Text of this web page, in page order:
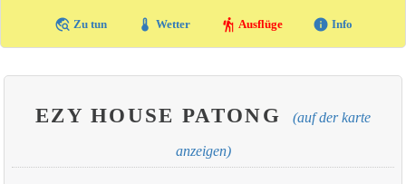
travel_explore Zu tun thermostat Wetter hiking Ausflüge info Info
EZY HOUSE PATONG (auf der karte
anzeigen)